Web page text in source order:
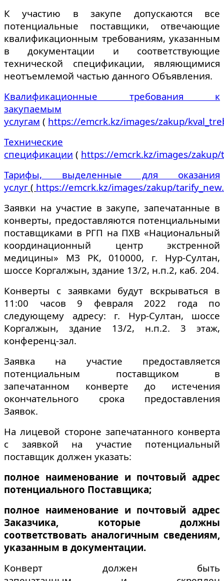
К участию в закупе допускаются все
потенциальные поставщики, отвечающие
квалификационным требованиям, указанным
в документации и соответствующие
технической спецификации, являющимися
неотъемлемой частью данного Объявления.
Квалификационные требования к
закупаемым
услугам ( https://emcrk.kz/images/zakup/
Технические
спецификации ( https://emcrk.kz/images/zakup/
Тарифы, выделенные для оказания
услуг ( https://emcrk.kz/images/zakup/
Заявки на участие в закупе, запечатанные в
конверты, предоставляются потенциальными
поставщиками в РГП на ПХВ «Национальный
координационный центр экстренной
медицины» МЗ РК, 010000, г. Нур-Султан,
шоссе Коргалжын, здание 13/2, н.п.2, каб. 204.
Конверты с заявками будут вскрываться в
11:00 часов 9 февраля 2022 года по
следующему адресу: г. Нур-Султан, шоссе
Коргалжын, здание 13/2, н.п.2. 3 этаж,
конференц-зал.
Заявка на участие предоставляется
потенциальным поставщиком в
запечатанном конверте до истечения
окончательного срока предоставления
Заявок.
На лицевой стороне запечатанного конверта
с заявкой на участие потенциальный
поставщик должен указать:
полное наименование и почтовый адрес
потенциального Поставщика;
полное наименование и почтовый адрес
Заказчика, которые должны
соответствовать аналогичным сведениям,
указанным в документации.
Конверт должен быть